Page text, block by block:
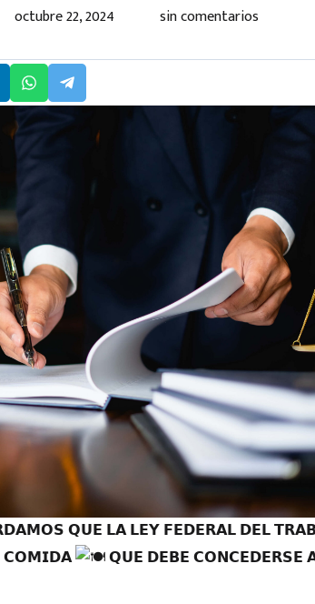
octubre 22, 2024 sin comentarios
𝗤𝗨𝗘 𝗟𝗔 𝗟𝗘𝗬 𝗙𝗘𝗗𝗘𝗥𝗔𝗟 𝗗𝗘𝗟
𝗖𝗢𝗠𝗜𝗗𝗔
𝗤𝗨𝗘 𝗗𝗘𝗕𝗘 𝗖𝗢𝗡𝗖𝗘𝗗𝗘𝗥𝗦𝗘